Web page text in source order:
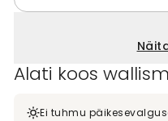
Alati koos
Ei tuhmu